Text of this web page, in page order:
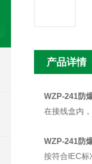
产品详情
WZP-241防
在接线盒内
WZP-241防
按符合IEC